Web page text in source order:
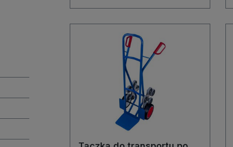
pięcioramiennymi radsternen to
schodach i nierównym terenie.
Stabilna, spawana konstrukcja
zapewnia długą żywotność, a 2
innowacyjne uchwyty
ochronne gwarantują pewny,
ergonomiczny chwyt. Solidna
łopata z blachy oraz koła z
szarej gumy termoplastycznej,